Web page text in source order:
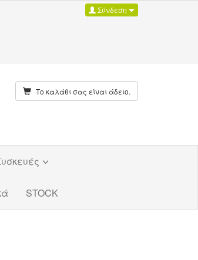
Σύνδεση
Το καλάθι σας είναι άδειο.
STOCK